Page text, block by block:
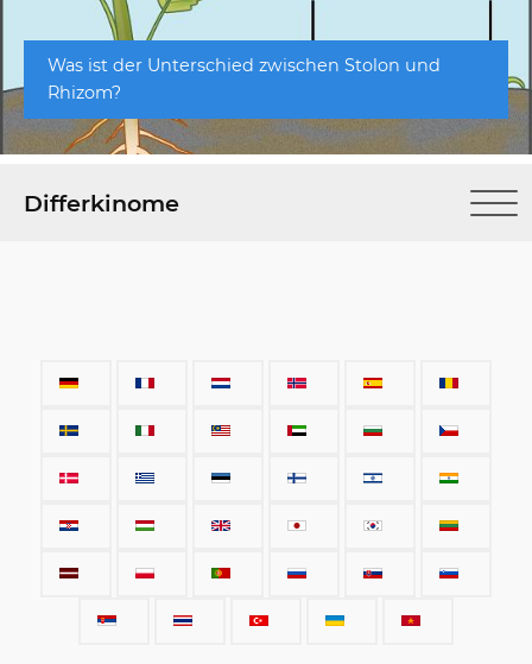
Was ist der Unterschied zwischen Stolon und
Rhizom?
Differkinome